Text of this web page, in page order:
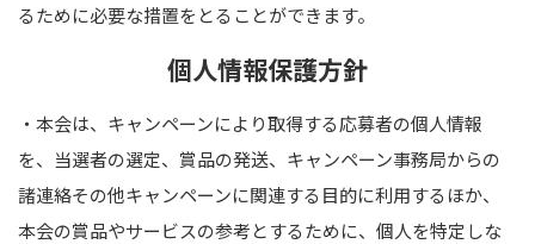
るために必要な措置をとることができます。
個人情報保護方針
・本会は、キャンペーンにより取得する応募者の個人情報
を、当選者の選定、賞品の発送、キャンペーン事務局からの
諸連絡その他キャンペーンに関連する目的に利用するほか、
本会の賞品やサービスの参考とするために、個人を特定しな